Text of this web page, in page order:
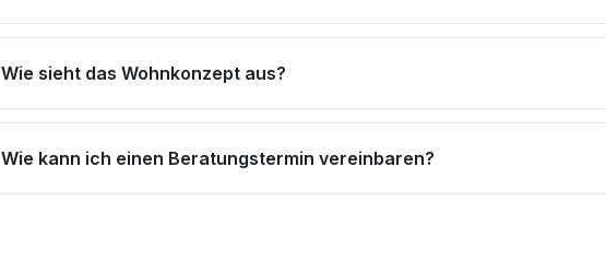
Wie sieht das Wohnkonzept aus?
Wie kann ich einen Beratungstermin vereinbaren?